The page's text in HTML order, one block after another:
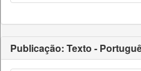
Publicação: Texto -